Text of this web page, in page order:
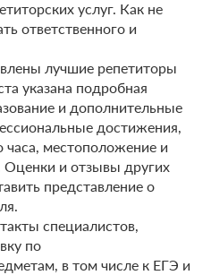
услуг. Как не
ответственного и
лучшие репетиторы
указана подробная
и дополнительные
достижения,
часа, местоположение и
Оценки и отзывы других
представление о
специалистов,
по
в том числе к ЕГЭ и